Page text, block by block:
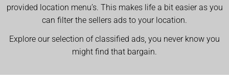
provided location menu’s. This makes life a bit easier as you
can filter the sellers ads to your location.
Explore our selection of classified ads, you never know you
might find that bargain.